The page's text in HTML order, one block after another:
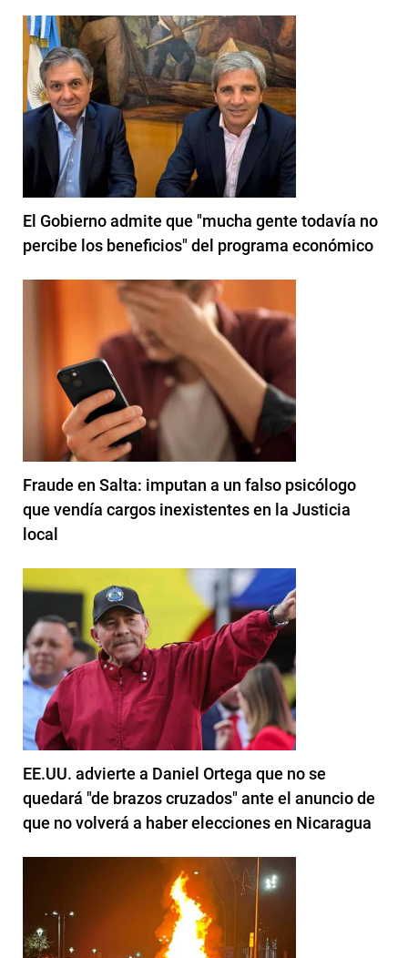
El Gobierno admite que "mucha gente todavía no
percibe los beneficios" del programa económico
Fraude en Salta: imputan a un falso psicólogo
que vendía cargos inexistentes en la Justicia
local
EE.UU. advierte a Daniel Ortega que no se
quedará "de brazos cruzados" ante el anuncio de
que no volverá a haber elecciones en Nicaragua